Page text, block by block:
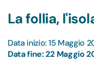
La follia,
Data inizio: 15 Maggio
Data fine: 22 Maggio